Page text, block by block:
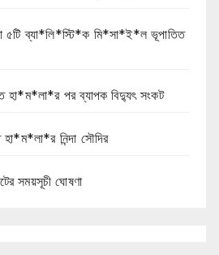
৫টি ব্যা*লি*স্টি*ক মি*সা*ই*ল ভূপাতিত
হা*ম*লা*র পর ব্যাপক বিদ্যুৎ সংকট
হা*ম*লা*র নিন্দা সৌদির
সময়সূচী ঘোষণা